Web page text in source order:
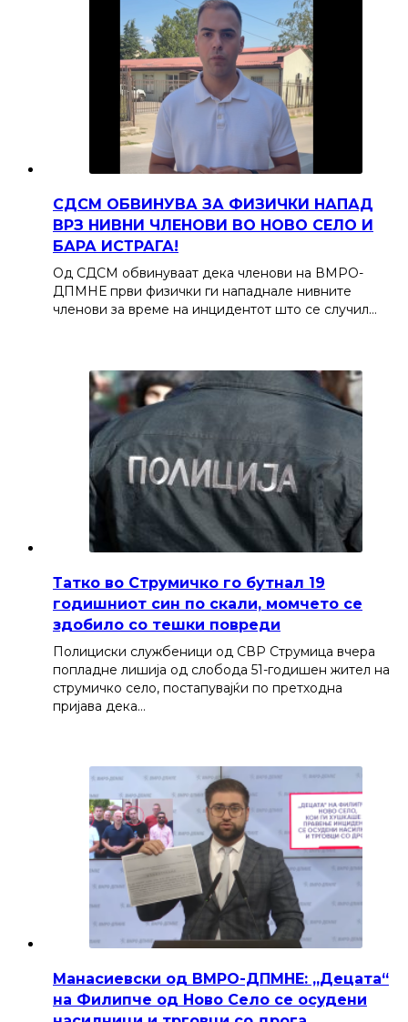
СДСМ ОБВИНУВА ЗА ФИЗИЧКИ НАПАД
ВРЗ НИВНИ ЧЛЕНОВИ ВО НОВО СЕЛО И
БАРА ИСТРАГА!
Од СДСМ обвинуваат дека членови на ВМРО-
ДПМНЕ први физички ги нападнале нивните
членови за време на инцидентот што се случил…
Татко во Струмичко го бутнал 19
годишниот син по скали, момчето се
здобило со тешки повреди
Полициски службеници од СВР Струмица вчера
попладне лишија од слобода 51-годишен жител на
струмичко село, постапувајќи по претходна
пријава дека…
Манасиевски од ВМРО-ДПМНЕ: „Децата“
на Филипче од Ново Село се осудени